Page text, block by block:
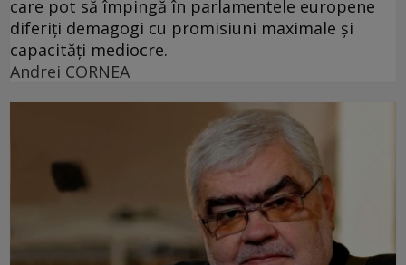
care pot să împingă în parlamentele europene
diferiți demagogi cu promisiuni maximale și
capacități mediocre.
Andrei CORNEA